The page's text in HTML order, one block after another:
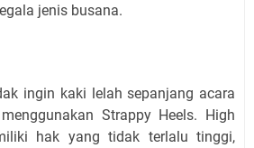
jenis busana.
ingin kaki lelah sepanjang acara
Strappy Heels. High
hak yang tidak terlalu tinggi,